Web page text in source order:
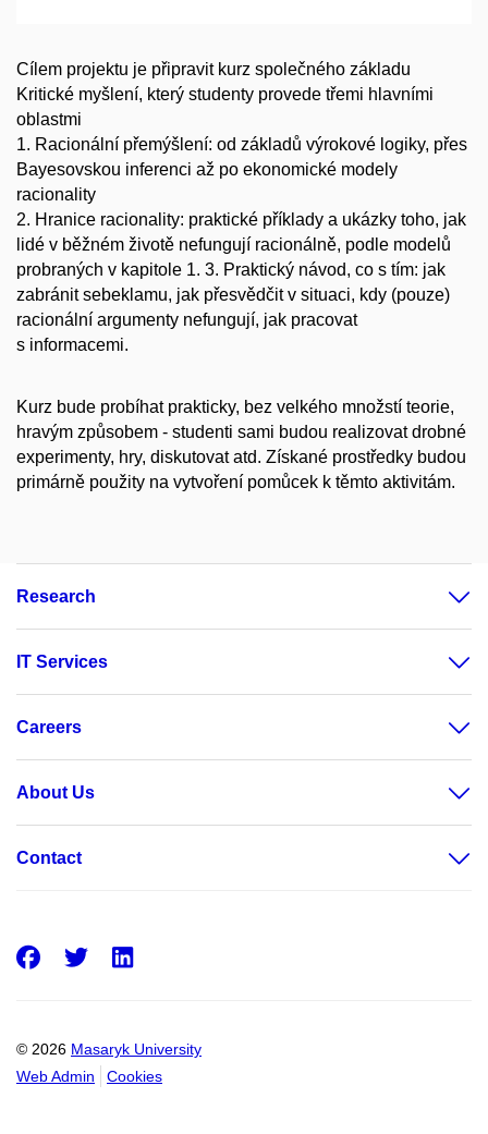
Cílem projektu je připravit kurz společného základu
Kritické myšlení, který studenty provede třemi hlavními
oblastmi
1. Racionální přemýšlení: od základů výrokové logiky, přes
Bayesovskou inferenci až po ekonomické modely
racionality
2. Hranice racionality: praktické příklady a ukázky toho, jak
lidé v běžném životě nefungují racionálně, podle modelů
probraných v kapitole 1. 3. Praktický návod, co s tím: jak
zabránit sebeklamu, jak přesvědčit v situaci, kdy (pouze)
racionální argumenty nefungují, jak pracovat
s informacemi.
Kurz bude probíhat prakticky, bez velkého množstí teorie,
hravým způsobem - studenti sami budou realizovat drobné
experimenty, hry, diskutovat atd. Získané prostředky budou
primárně použity na vytvoření pomůcek k těmto aktivitám.
Research
IT Services
Careers
About Us
Contact
© 2026 Masaryk University
Web Admin
Cookies
Facebook
Twitter